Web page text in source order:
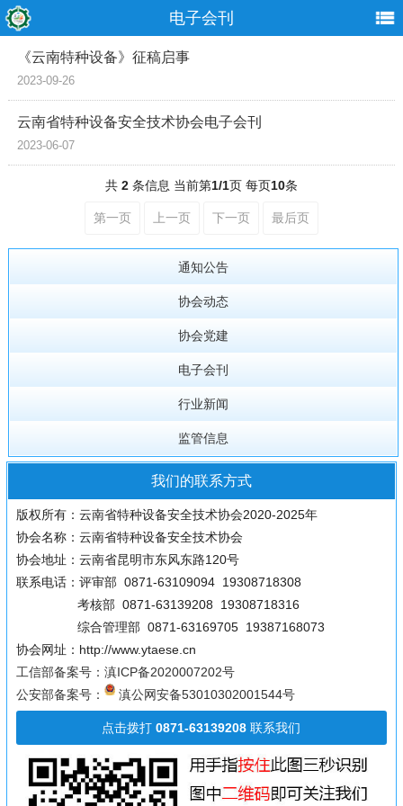
电子会刊
《云南特种设备》征稿启事
2023-09-26
云南省特种设备安全技术协会电子会刊
2023-06-07
共 2条信息 当前第1/1页 每页10条
第一页 上一页 下一页 最后页
通知公告
协会动态
协会党建
电子会刊
行业新闻
监管信息
我们的联系方式
版权所有：云南省特种设备安全技术协会2020-2025年
协会名称：云南省特种设备安全技术协会
协会地址：云南省昆明市东风东路120号
联系电话：评审部 0871-63109094 19308718308
考核部 0871-63139208 19308718316
综合管理部 0871-63169705 19387168073
协会网址：http://www.ytaese.cn
工信部备案号：滇ICP备2020007202号
公安部备案号：
滇公网安备53010302001544号
点击拨打0871-63139208 联系我们